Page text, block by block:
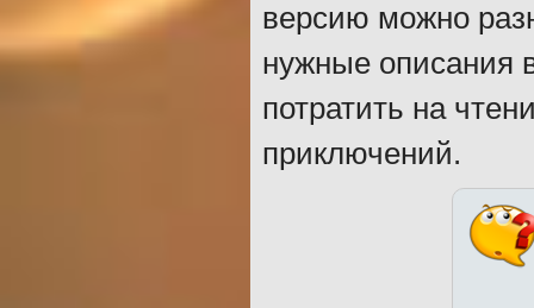
версию можно
нужные описания
потратить на
приключений.